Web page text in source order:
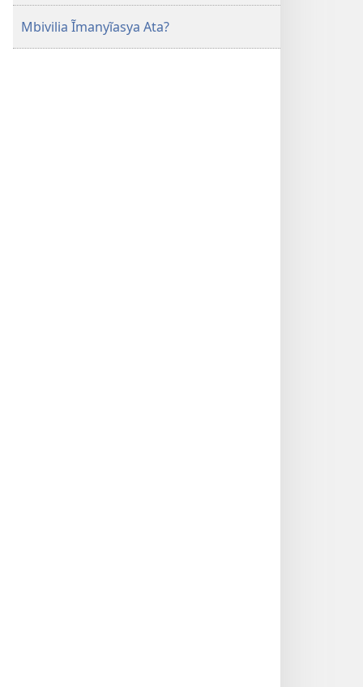
Mbivilia Ĩmanyĩasya Ata?